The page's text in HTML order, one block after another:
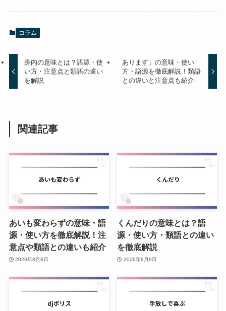
コラム
身内の意味とは？語源・使
い方・注意点と類語の違い
を解説
あります」の意味・使い
方・語源を徹底解説！類語
との違いと注意点も紹介
関連記事
あいも変わらずの意味・語
源・使い方を徹底解説！注
意点や類語との違いも紹介
2026年8月8日
くんだりの意味とは？語
源・使い方・類語との違い
を徹底解説
2026年8月8日